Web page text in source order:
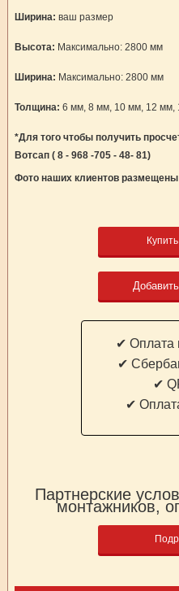
Ширина: ваш размер
Высота: Максимально: 2800 мм
Ширина: Максимально: 2800 мм
Толщина: 6 мм, 8 мм, 10 мм, 12 мм,
*Для того чтобы получить
Вотсап ( 8 - 968 -705 - 48- 81)
Фото наших клиентов размещены
✔ Оплата
✔
✔
✔
Партнерские
монтажников,